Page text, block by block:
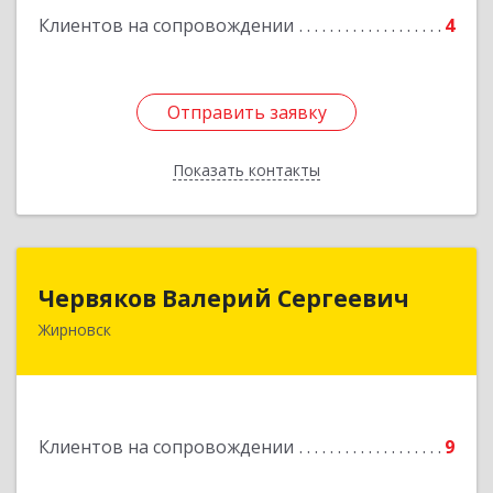
Клиентов на сопровождении 4
Отправить заявку
Показать контакты
Отправить заявку
Назад
Червяков Валерий Сергеевич
Жирновск
Клиентов на сопровождении 9
Червяков Валерий Сергеевич
Подробнее